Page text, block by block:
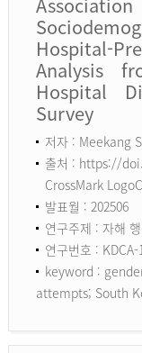
Hospital-
Analysis
Hospital
Survey
저자 : Meekang
출처 : https://
CrossMark
발표월 : 202506
연구주제 : 자해
연구번호 :
keyword :
attempts; South